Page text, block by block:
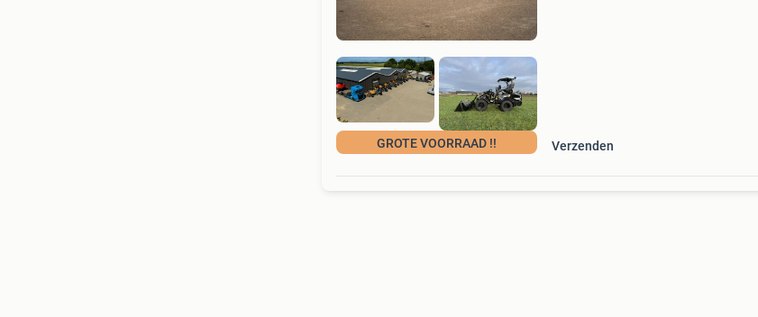
GROTE VOORRAAD !! Verzenden